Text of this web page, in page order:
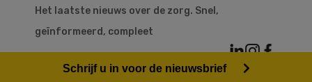
Het laatste nieuws over de zorg. Snel,
geïnformeerd, compleet
Schrijf u in voor de nieuwsbrief